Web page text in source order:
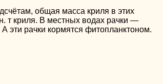
общая масса криля в этих
т криля. В местных водах рачки —
эти рачки кормятся фитопланктоном.